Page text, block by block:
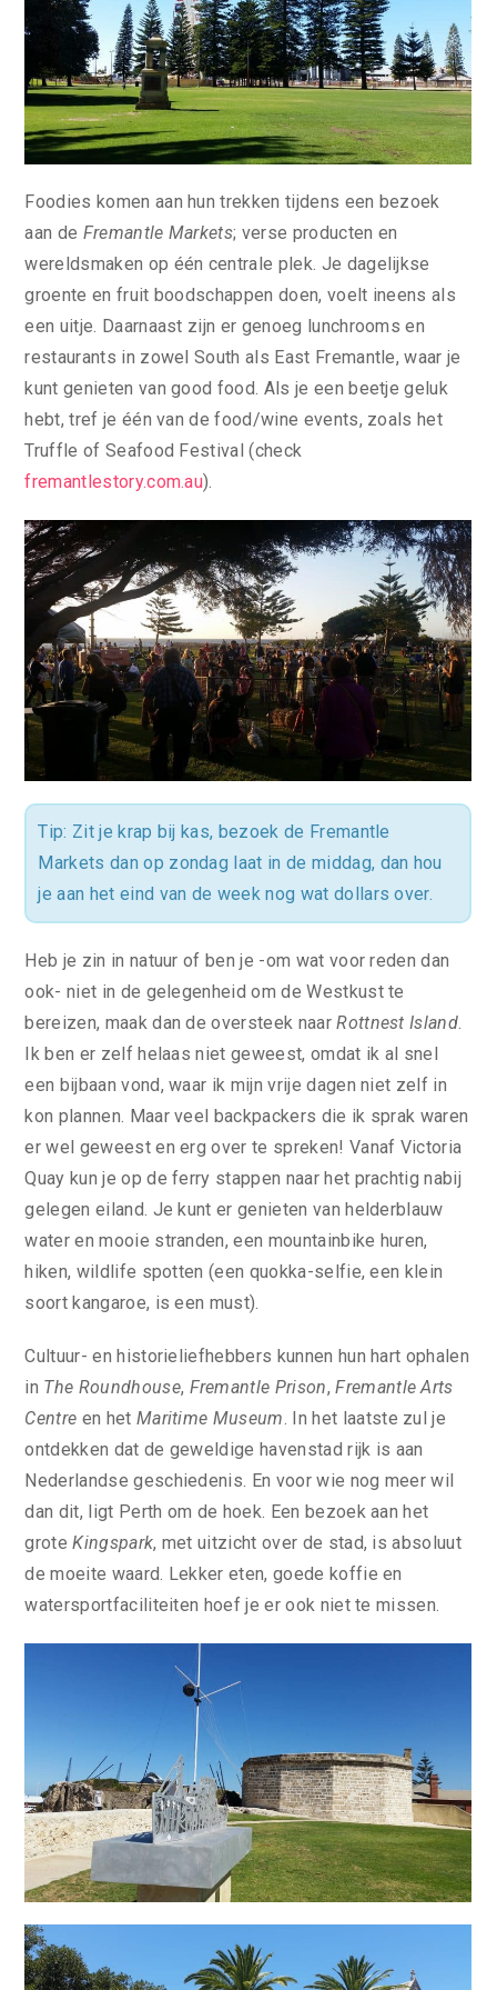
Foodies komen aan hun trekken tijdens een bezoek
aan de Fremantle Markets; verse producten en
wereldsmaken op één centrale plek. Je dagelijkse
groente en fruit boodschappen doen, voelt ineens als
een uitje. Daarnaast zijn er genoeg lunchrooms en
restaurants in zowel South als East Fremantle, waar je
kunt genieten van good food. Als je een beetje geluk
hebt, tref je één van de food/wine events, zoals het
Truffle of Seafood Festival (check
fremantlestory.com.au).
Tip: Zit je krap bij kas, bezoek de Fremantle
Markets dan op zondag laat in de middag, dan hou
je aan het eind van de week nog wat dollars over.
Heb je zin in natuur of ben je -om wat voor reden dan
ook- niet in de gelegenheid om de Westkust te
bereizen, maak dan de oversteek naarRottnest Island
Ik ben er zelf helaas niet geweest, omdat ik al snel
een bijbaan vond, waar ik mijn vrije dagen niet zelf in
kon plannen. Maar veel backpackers die ik sprak waren
er wel geweest en erg over te spreken! Vanaf Victoria
Quay kun je op de ferry stappen naar het prachtig nabij
gelegen eiland. Je kunt er genieten van helderblauw
water en mooie stranden, een mountainbike huren,
hiken, wildlife spotten (een quokka-selfie, een klein
soort kangaroe, is een must).
Cultuur- en historieliefhebbers kunnen hun hart ophalen
in The Roundhouse, Fremantle Prison,Fremantle Arts
Centre en het Maritime Museum . In het laatste zul je
ontdekken dat de geweldige havenstad rijk is aan
Nederlandse geschiedenis. En voor wie nog meer wil
dan dit, ligt Perth om de hoek. Een bezoek aan het
groteKingspark, met uitzicht over de stad, is absoluut
de moeite waard. Lekker eten, goede koffie en
watersportfaciliteiten hoef je er ook niet te missen.